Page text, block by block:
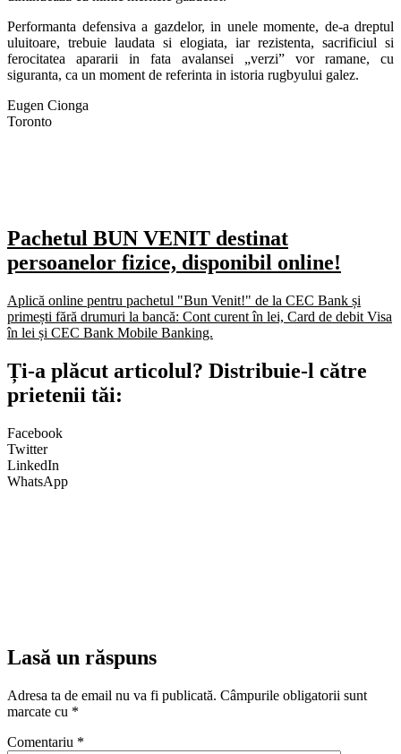
Performanta defensiva a gazdelor, in unele momente, de-a dreptul
uluitoare, trebuie laudata si elogiata, iar rezistenta, sacrificiul si
ferocitatea apararii in fata avalansei „verzi” vor ramane, cu
siguranta, ca un moment de referinta in istoria rugbyului galez.
Eugen Cionga
Toronto
Pachetul BUN VENIT destinat
persoanelor fizice, disponibil online!
Aplică online pentru pachetul "Bun Venit!" de la CEC Bank și
primești fără drumuri la bancă: Cont curent în lei, Card de debit Visa
în lei și CEC Bank Mobile Banking.​
Ți-a plăcut articolul? Distribuie-l către
prietenii tăi:
Facebook
Twitter
LinkedIn
WhatsApp
Lasă un răspuns
Adresa ta de email nu va fi publicată. Câmpurile obligatorii sunt
marcate cu *
Comentariu *